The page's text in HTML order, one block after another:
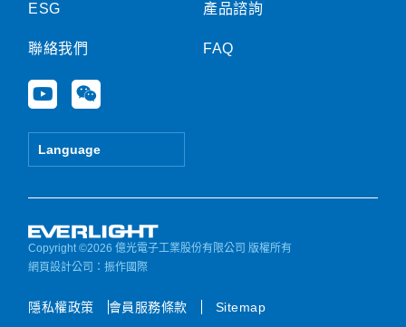
ESG
聯絡我們
Y
o
u
e
W
e
i
Language
產品諮詢
FAQ
Copyright ©2026 億光電子工業股份有限公司 版權所有
網頁設計公司 ：振作國際
隱私權政策 會員服務條款 Sitemap